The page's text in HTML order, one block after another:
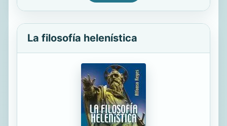
La filosofía helenística